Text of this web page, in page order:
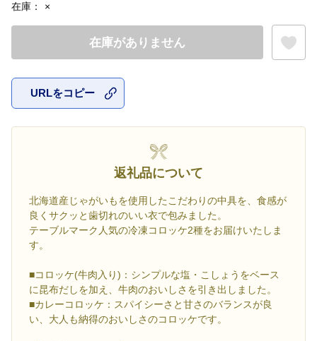
在庫： ×
在庫がありません
URLをコピー
返礼品について
北海道産じゃがいもを使用したこだわりの中具を、食感が
良くサクッと歯切れのいい衣で包みました。
テーブルマーク人気の冷凍コロッケ2種をお届けいたしま
す。
■コロッケ(牛肉入り)：シンプルな塩・こしょうをベース
に昆布だしを加え、牛肉のおいしさを引き出しました。
■カレーコロッケ：スパイシーさと甘さのバランスが良
い、大人も納得のおいしさのコロッケです。